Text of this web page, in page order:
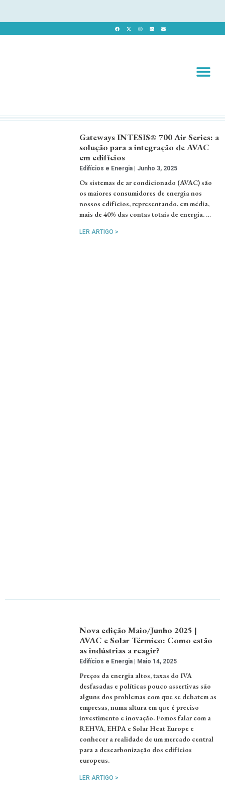
Gateways INTESIS® 700 Air Series: a
solução para a integração de AVAC
em edifícios
Edifícios e Energia Junho 3, 2025
Os sistemas de ar condicionado (AVAC) são
os maiores consumidores de energia nos
nossos edifícios, representando, em média,
mais de 40% das contas totais de energia. …
LER ARTIGO >
Nova edição Maio/Junho 2025 |
AVAC e Solar Térmico: Como estão
as indústrias a reagir?
Edifícios e Energia Maio 14, 2025
Preços da energia altos, taxas do IVA
desfasadas e políticas pouco assertivas são
alguns dos problemas com que se debatem as
empresas, numa altura em que é preciso
investimento e inovação. Fomos falar com a
REHVA, EHPA e Solar Heat Europe e
conhecer a realidade de um mercado central
para a descarbonização dos edifícios
europeus.
LER ARTIGO >